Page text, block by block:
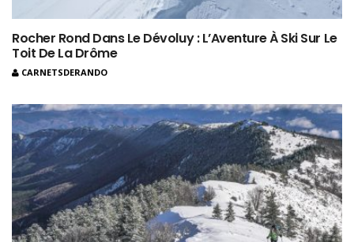
Rocher Rond Dans Le Dévoluy : L’Aventure À Ski Sur Le
Toit De La Drôme
CARNETSDERANDO